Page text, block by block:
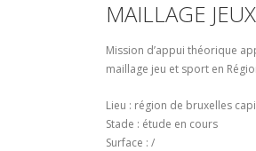
MAILLAGE
Mission d’appui théorique
maillage jeu et sport en
Lieu : région de bruxelles
Stade : étude en cours
Surface : /